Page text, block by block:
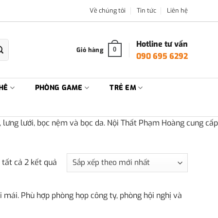
Về chúng tôi Tin tức Liên hệ
Giỏ hàng 0
Hotline tư vấn
090 695 6292
PHÒNG GAME TRẺ EM
lưới, bọc nệm và bọc da. Nội Thất Phạm Hoàng cung cấp
tất cả 2 kết quảĐã
sắp
theo
Phù hợp phòng họp công ty, phòng hội nghị và